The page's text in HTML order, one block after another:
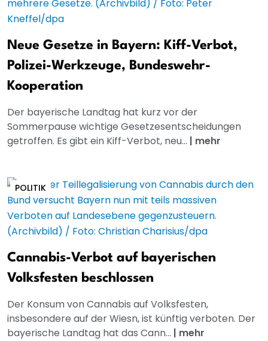
Neue Gesetze in Bayern: Kiff-Verbot,
Polizei-Werkzeuge, Bundeswehr-
Kooperation
Der bayerische Landtag hat kurz vor der
Sommerpause wichtige Gesetzesentscheidungen
getroffen. Es gibt ein Kiff-Verbot, neu... | mehr
POLITIK
Cannabis-Verbot auf bayerischen
Volksfesten beschlossen
Der Konsum von Cannabis auf Volksfesten,
insbesondere auf der Wiesn, ist künftig verboten. Der
bayerische Landtag hat das Cann... | mehr